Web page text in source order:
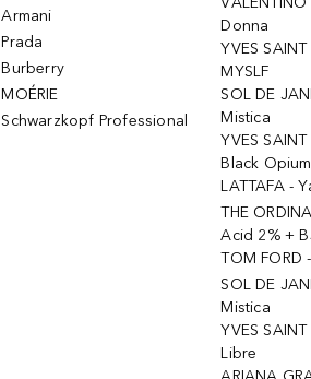
Armani
Prada
Burberry
MOÉRIE
Schwarzkopf Professional
Donna
YVES
MYSLF
SOL DE
Mistica
YVES
Black Opium
LATTAFA -
THE
Acid 2% +
TOM FORD
SOL DE
Mistica
YVES
Libre